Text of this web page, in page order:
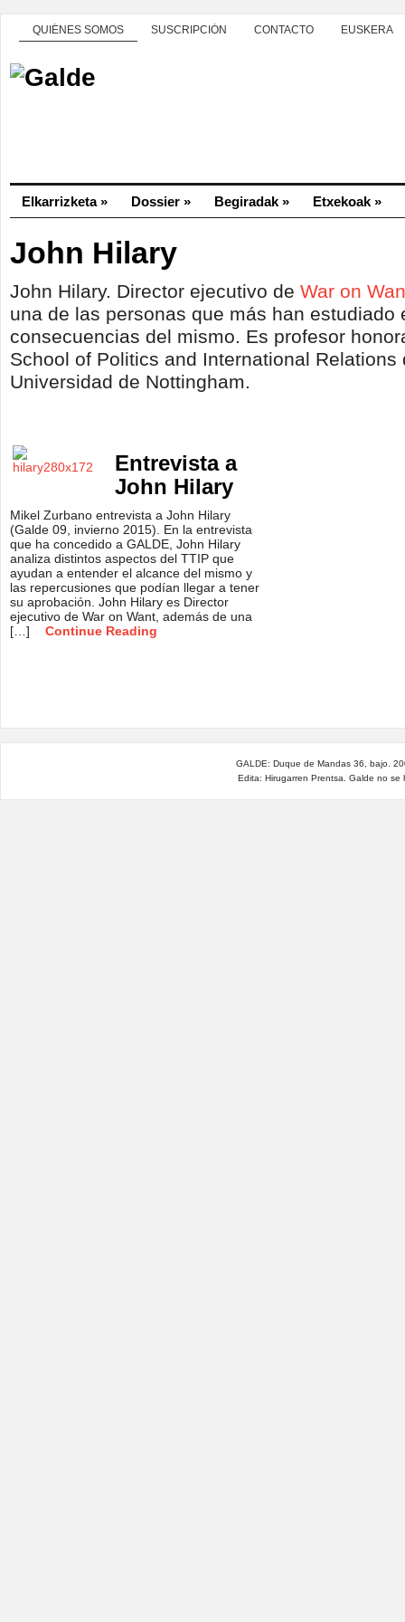
QUIÉNES SOMOS SUSCRIPCIÓN CONTACTO EUSKERA
Elkarrizketa» Dossier » Begiradak » Etxekoak »
John Hilary
John Hilary. Director ejecutivo de War on
una de las personas que más han estudiado
consecuencias del mismo. Es profesor
School of Politics and International Relations
Universidad de Nottingham.
Entrevista a
John Hilary
Mikel Zurbano entrevista a John Hilary
(Galde 09, invierno 2015). En la entrevista
que ha concedido a GALDE, John Hilary
analiza distintos aspectos del TTIP que
ayudan a entender el alcance del mismo y
las repercusiones que podían llegar a tener
su aprobación. John Hilary es Director
ejecutivo de War on Want, además de una
[…]
Continue Reading
GALDE: Duque de Mandas 36, bajo.
Edita: Hirugarren Prentsa. Galde no